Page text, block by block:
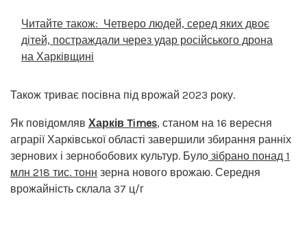
Читайте також: Четверо людей, серед яких двоє
дітей, постраждали через удар російського дрона
на Харківщині
Також триває посівна під врожай 2023 року.
Як повідомляв Харків Times, станом на 16 вересня
аграрії Харківської області завершили збирання ранніх
зернових і зернобобових культур. Було зібрано понад 1
млн 218 тис. тонн зерна нового врожаю. Середня
врожайність склала 37 ц/г